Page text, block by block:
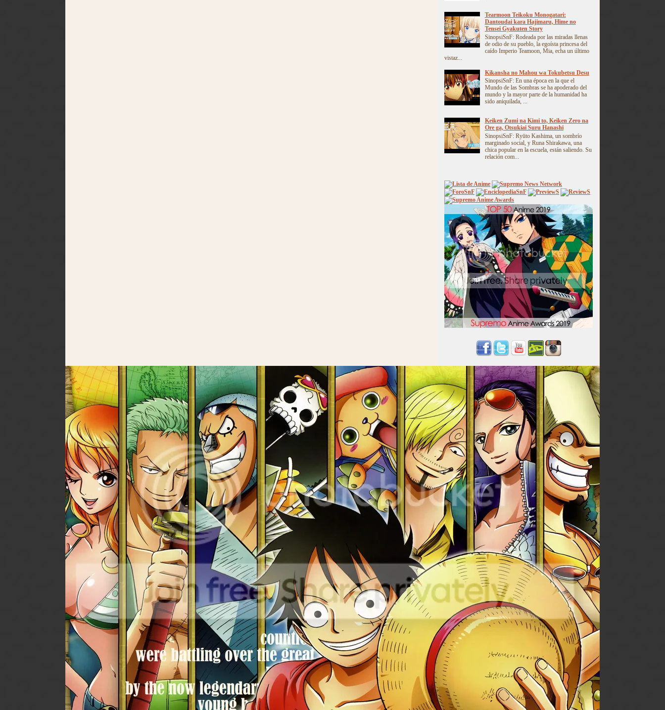
Tearmoon Teikoku Monogatari:
Dantoudai kara Hajimaru, Hime no
Tensei Gyakuten Story
SinopsiSnF: Rodeada por las miradas llenas
de odio de su pueblo, la egoísta princesa del
caído Imperio Teamoon, Mia, echa un último
vistaz...
Kikansha no Mahou wa Tokubetsu Desu
SinopsiSnF: En una época en la que el
Mundo de las Sombras se ha apoderado del
mundo y la mayor parte de la humanidad ha
sido aniquilada, ...
Keiken Zumi na Kimi to, Keiken Zero na
Ore ga, Otsukiai Suru Hanashi
SinopsiSnF: Ryūto Kashima, un sombrío
marginado social, y Runa Shirakawa, una
chica popular en la escuela, están saliendo. Su
relación com...